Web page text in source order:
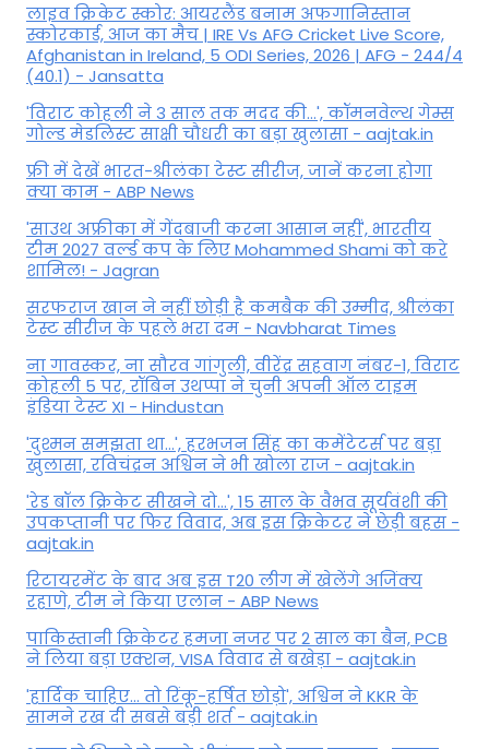
लाइव क्रिकेट स्कोर: आयरलैंड बनाम अफगानिस्तान
स्कोरकार्ड, आज का मैच | IRE Vs AFG Cricket Live Score,
Afghanistan in Ireland, 5 ODI Series, 2026 | AFG - 244/4
(40.1) - Jansatta
'विराट कोहली ने 3 साल तक मदद की...', कॉमनवेल्थ गेम्स
गोल्ड मेडलिस्ट साक्षी चौधरी का बड़ा खुलासा - aajtak.in
फ्री में देखें भारत-श्रीलंका टेस्ट सीरीज, जानें करना होगा
क्या काम - ABP News
'साउथ अफ्रीका में गेंदबाजी करना आसान नहीं', भारतीय
टीम 2027 वर्ल्‍ड कप के लिए Mohammed Shami को करे
शामिल! - Jagran
सरफराज खान ने नहीं छोड़ी है कमबैक की उम्मीद, श्रीलंका
टेस्ट सीरीज के पहले भरा दम - Navbharat Times
ना गावस्कर, ना सौरव गांगुली, वीरेंद्र सहवाग नंबर-1, विराट
कोहली 5 पर, रॉबिन उथप्पा ने चुनी अपनी ऑल टाइम
इंडिया टेस्ट XI - Hindustan
'दुश्मन समझता था...', हरभजन सिंह का कमेंटेटर्स पर बड़ा
खुलासा, रव‍िचंद्रन अश्विन ने भी खोला राज - aajtak.in
'रेड बॉल क्रिकेट सीखने दो...', 15 साल के वैभव सूर्यवंशी की
उपकप्तानी पर फ‍िर व‍िवाद, अब इस क्रिकेटर ने छेड़ी बहस -
aajtak.in
रिटायरमेंट के बाद अब इस T20 लीग में खेलेंगे अजिंक्य
रहाणे, टीम ने किया एलान - ABP News
पाकिस्तानी क्रिकेटर हमजा नजर पर 2 साल का बैन, PCB
ने ल‍िया बड़ा एक्शन, VISA व‍िवाद से बखेड़ा - aajtak.in
'हार्दिक चाहिए... तो रिंकू-हर्षित छोड़ो', अश्विन ने KKR के
सामने रख दी सबसे बड़ी शर्त - aajtak.in